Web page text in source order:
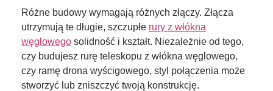
Różne budowy wymagają różnych złączy. Złącza
utrzymują te długie, szczupłe rury z włókna
węglowego solidność i kształt. Niezależnie od tego,
czy budujesz rurę teleskopu z włókna węglowego,
czy ramę drona wyścigowego, styl połączenia może
stworzyć lub zniszczyć twoją konstrukcję.